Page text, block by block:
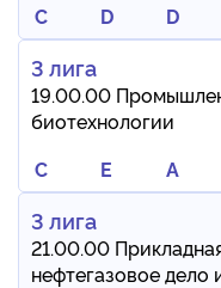
C
D D
3 лига
19.00.00
биотехнологии
C
E A
3 лига
21.00.00
нефтегазовое дело